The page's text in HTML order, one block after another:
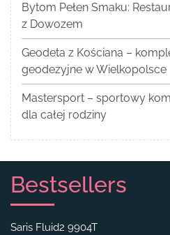
Bytom Pełen Smaku:
z Dowozem
Geodeta z Kościana –
geodezyjne w Wielkopolsce
Mastersport – sportowy
dla całej rodziny
Bestsellers
Saris Fluid2 9904T